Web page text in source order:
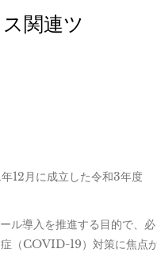
関連ツ
12月に成立した令和3年度
ル導入を推進する目的で、必
（COVID-19）対策に焦点